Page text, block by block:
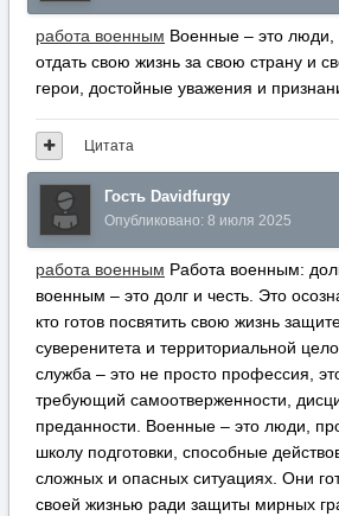
работа военным Военные – это люди,
отдать свою жизнь за свою страну и
герои, достойные уважения и
Цитата
Гость Davidfurgy
Опубликовано: 8 июля 2025
работа военным Работа военным:
военным – это долг и честь. Это
кто готов посвятить свою жизнь
суверенитета и территориальной
служба – это не просто профессия,
требующий самоотверженности,
преданности. Военные – это люди,
школу подготовки, способные
сложных и опасных ситуациях. Они
своей жизнью ради защиты мирных